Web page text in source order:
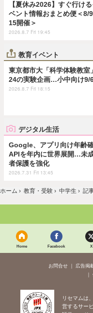
【夏休み2026】すぐ行ける
ベント情報おまとめ便＜8/
15開催＞
2026.8.7 Fri 19:45
教育イベント
東京都市大「科学体験教室」
24の実験企画…小中向け9/
2026.8.7 Fri 18:15
デジタル生活
Google、アプリ向け年齢
APIを年内に世界展開…未
者保護を強化
2026.7.31 Fri 13:45
ホーム › 教育・受験 › 中学生 › 記
Home Facebook X
お問合せ 広告掲
リセマムは
営するサー